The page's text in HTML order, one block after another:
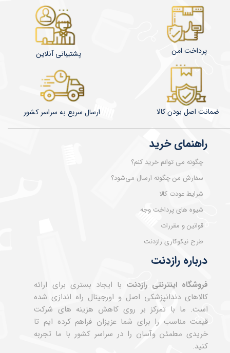
درباره رازدنت
فروشگاه اینترنتی رازدنت با ایجاد بستری برای ارائه
کالاهای دندانپزشکی اصل و اورجینال راه اندازی شده
است. ما با تمرکز بر روی کاهش هزینه های شرکت
قیمت مناسب را برای شما عزیزان فراهم کرده ایم تا
خریدی مطمئن وآسان را در سراسر کشور با ما تجربه
کنید.
راهنمای خرید
چگونه می توانم خرید کنم؟
سفارش من چگونه ارسال می‌شود؟
شرایط عودت کالا
شیوه های پرداخت وجه
قوانین و مقررات
طرح نیکوکاری رازدنت
​​​​ارسال سریع به سراسر کشور ضمانت اصل بودن کالا
پشتیبانی آنلاین پرداخت امن